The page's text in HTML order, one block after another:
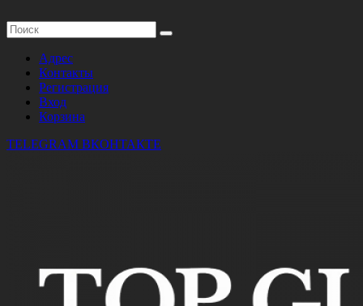
Адрес
Контакты
Регистрация
Вход
Корзина
TELEGRAM ВКОНТАКТЕ
ЦИФРА СЕРАЯ